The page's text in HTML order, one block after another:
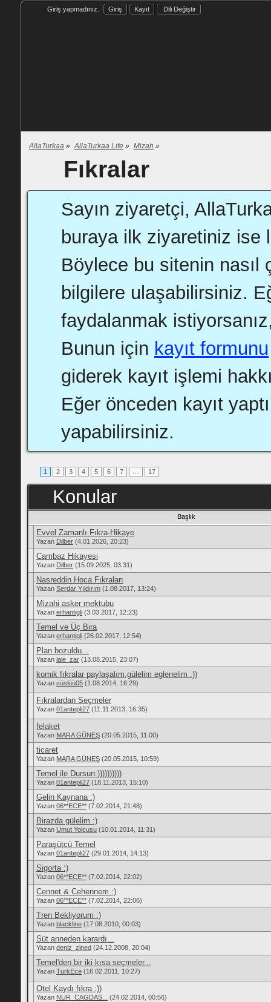
Giriş yapmadınız. Giriş Kayıt Dili Değiştir
AllaTurkaa » AllaTurkaa Life » Mizah »
Fıkralar
Sayın ziyaretçi,
buraya ilk ziyaretiniz ise
Böylece bu sitenin nasıl
bilgilere ulaşabilirsiniz.
faydalanmak
Bunun için kayıt formunu
giderek kayıt işlemi
Eğer önceden kayıt
yapabilirsiniz.
1 2 3 4 5 6 7 … 17
Konular
Başlık
Evvel Zamanlı Fıkra-Hikaye
Yazan Dilber (4.01.2026, 20:23)
Cambaz Hikayesi
Yazan Dilber (15.09.2025, 03:31)
Nasreddin Hoca Fıkraları
Yazan Serdar Yıldırım (1.08.2017, 13:24)
Mizahi asker mektubu
Yazan erhantigli (3.03.2017, 12:23)
Temel ve Üç Bira
Yazan erhantigli (26.02.2017, 12:54)
Plan bozuldu...
Yazan lale_zar (13.08.2015, 23:07)
komik fıkralar paylaşalım,gülelim eglenelim :))
Yazan süslüü05 (1.08.2014, 16:29)
Fıkralardan Seçmeler
Yazan 01antepli27 (11.11.2013, 16:35)
felaket
Yazan MARA GÜNEŞ (20.05.2015, 11:00)
ticaret
Yazan MARA GÜNEŞ (20.05.2015, 10:59)
Temel ile Dursun:))))))))))
Yazan 01antepli27 (18.11.2013, 15:10)
Gelin Kaynana :)
Yazan 06**ECE** (7.02.2014, 21:48)
Birazda gülelim :)
Yazan Umut Yolcusu (10.01.2014, 11:31)
Paraşütcü Temel
Yazan 01antepli27 (29.01.2014, 14:13)
Sigorta :)
Yazan 06**ECE** (7.02.2014, 22:02)
Cennet & Cehennem :)
Yazan 06**ECE** (7.02.2014, 22:06)
Tren Bekliyorum :)
Yazan blackline (17.08.2010, 00:03)
Süt anneden karardı...
Yazan deniz_zined (24.12.2008, 20:04)
Temel'den bir iki kısa seçmeler...
Yazan TurkEce (16.02.2011, 10:27)
Otel Kaydı fıkra :))
Yazan NUR_CAGDAS... (24.02.2014, 00:56)